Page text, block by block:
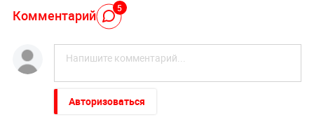
Комментарий 5
Авторизоваться